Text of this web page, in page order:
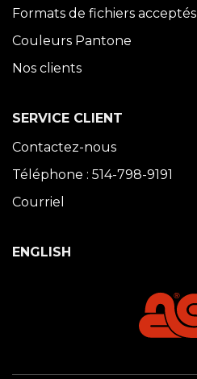
Formats de fichiers acceptés
Couleurs Pantone
Nos clients
SERVICE CLIENT
Contactez-nous
Téléphone : 514-798-9191
Courriel
ENGLISH